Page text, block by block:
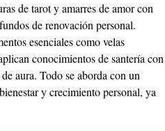
de tarot y amarres de amor con
de renovación personal.
esenciales como velas
conocimientos de santería con
aura. Todo se aborda con un
y crecimiento personal, ya